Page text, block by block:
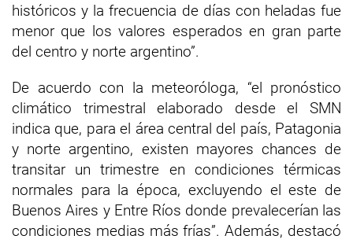
históricos y la frecuencia de días con heladas fue
menor que los valores esperados en gran parte
del centro y norte argentino”.
De acuerdo con la meteoróloga, “el pronóstico
climático trimestral elaborado desde el SMN
indica que, para el área central del país, Patagonia
y norte argentino, existen mayores chances de
transitar un trimestre en condiciones térmicas
normales para la época, excluyendo el este de
Buenos Aires y Entre Ríos donde prevalecerían las
condiciones medias más frías”. Además, destacó